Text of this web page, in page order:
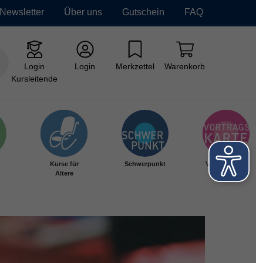
Newsletter Über uns Gutschein FAQ
Login
Kursleitende
Login Merkzettel Warenkorb
Kurse für
Ältere
Schwerpunkt Vortragskarte